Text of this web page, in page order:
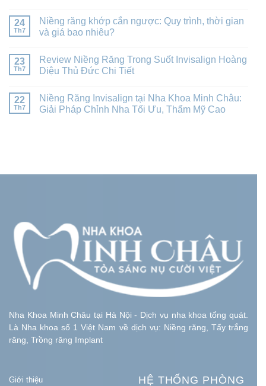
24
Th7
Niềng răng khớp cắn ngược: Quy trình, thời gian
và giá bao nhiêu?
23
Th7
Review Niềng Răng Trong Suốt Invisalign Hoàng
Diệu Thủ Đức Chi Tiết
22
Th7
Niềng Răng Invisalign tại Nha Khoa Minh Châu:
Giải Pháp Chỉnh Nha Tối Ưu, Thẩm Mỹ Cao
Nha Khoa Minh Châu tại Hà Nội - Dịch vụ nha khoa tổng quát.
Là Nha khoa số 1 Việt Nam về dịch vụ: Niềng răng, Tẩy trắng
răng, Trồng răng Implant
Giới thiệu
HỆ THỐNG PHÒNG